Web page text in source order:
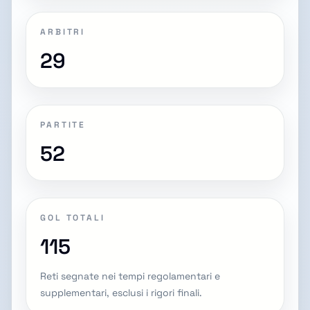
ARBITRI
29
PARTITE
52
GOL TOTALI
115
Reti segnate nei tempi regolamentari e
supplementari, esclusi i rigori finali.